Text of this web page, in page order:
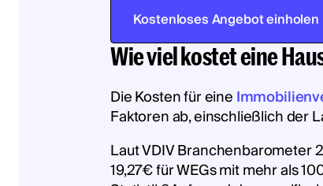
Kostenloses Angebot einholen
Wie viel kostet eine
Die Kosten für eine
Faktoren ab, einschließlich der
Laut VDIV Branchenbarometer
19,27€ für WEGs mit mehr als